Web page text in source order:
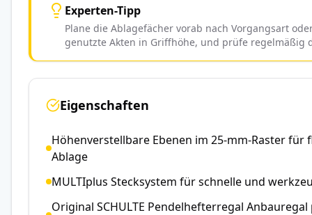
Experten-Tipp
Plane die Ablagefächer vorab nach Vorgangsart
genutzte Akten in Griffhöhe, und prüfe regelmäßig
Eigenschaften
Höhenverstellbare Ebenen im 25-mm-Raster für
Ablage
MULTIplus Stecksystem für schnelle und
Original SCHULTE Pendelhefterregal